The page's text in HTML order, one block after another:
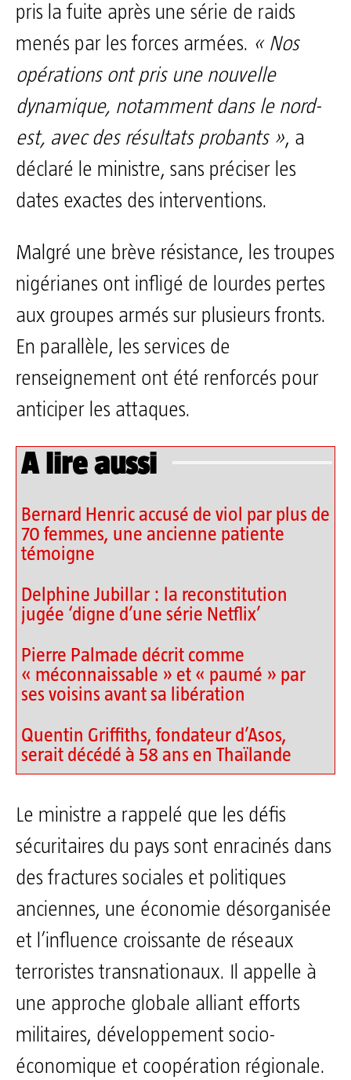
pris la fuite après une série de raids
menés par les forces armées. « Nos
opérations ont pris une nouvelle
dynamique, notamment dans le nord-
est, avec des résultats probants », a
déclaré le ministre, sans préciser les
dates exactes des interventions.
Malgré une brève résistance, les troupes
nigérianes ont infligé de lourdes pertes
aux groupes armés sur plusieurs fronts.
En parallèle, les services de
renseignement ont été renforcés pour
anticiper les attaques.
A lire aussi
Bernard Henric accusé de viol par plus de
70 femmes, une ancienne patiente
témoigne
Delphine Jubillar : la reconstitution
jugée ‘digne d’une série Netflix’
Pierre Palmade décrit comme
« méconnaissable » et « paumé » par
ses voisins avant sa libération
Quentin Griffiths, fondateur d’Asos,
serait décédé à 58 ans en Thaïlande
Le ministre a rappelé que les défis
sécuritaires du pays sont enracinés dans
des fractures sociales et politiques
anciennes, une économie désorganisée
et l’influence croissante de réseaux
terroristes transnationaux. Il appelle à
une approche globale alliant efforts
militaires, développement socio-
économique et coopération régionale.